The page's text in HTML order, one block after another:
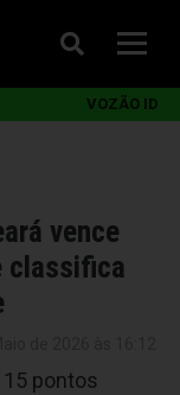
VOZÃO ID
vence
classifica
15 pontos